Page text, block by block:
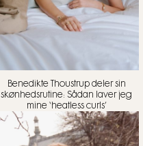
Benedikte Thoustrup deler sin
skønhedsrutine: Sådan laver jeg
mine ‘heatless curls’